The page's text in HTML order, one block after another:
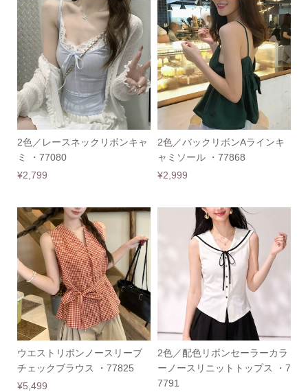
2色／レースネックリボンキャ
ミ ・77080
¥2,799
2色／バックリボンAラインキ
ャミソール ・77868
¥2,999
ウエストリボンノースリーブ
チェックブラウス ・77825
¥5,499
2色／配色リボンセーラーカラ
ーノースリニットトップス ・7
7791